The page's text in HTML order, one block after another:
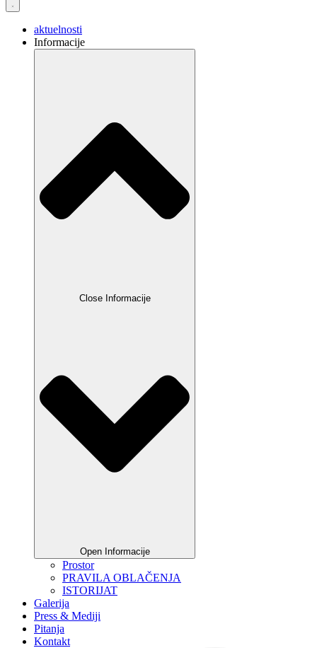
aktuelnosti
Informacije
Close Informacije
Open Informacije
Prostor
PRAVILA OBLAČENJA
ISTORIJAT
Galerija
Press & Mediji
Pitanja
Kontakt